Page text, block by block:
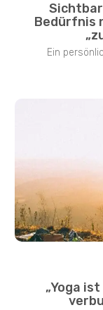
Bedürfnis
Ein
„Yoga